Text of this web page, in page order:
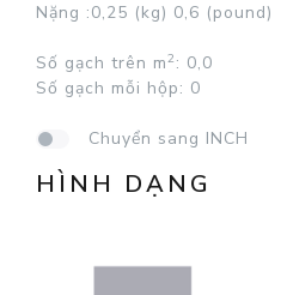
Nặng :0,25 (kg) 0,6 (pound)
Số gạch trên m2 : 0,0
Số gạch mỗi hộp: 0
Chuyển sang INCH
HÌNH DẠNG